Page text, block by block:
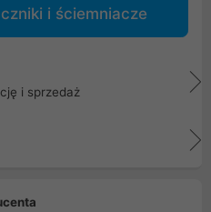
i ściemniacze
i sprzedaż